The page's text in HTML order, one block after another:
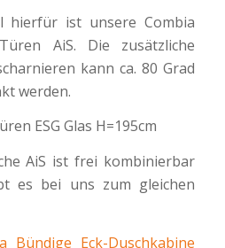
hierfür ist unsere Combia
AiS. Die zusätzliche
kann ca. 80 Grad
werden.
AiS ist frei kombinierbar
es bei uns zum gleichen
Bündige Eck-Duschkabine